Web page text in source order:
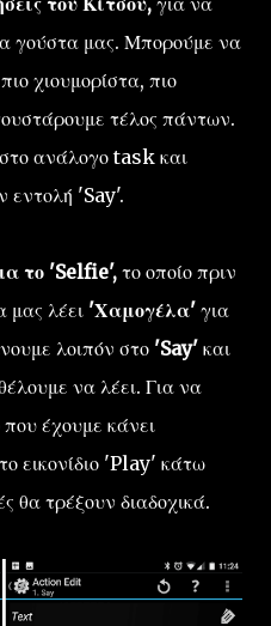
γούστα μας. Μπορούμε να
χιουμορίστα, πιο
τέλος πάντων.
ανάλογο task και
εντολή 'Say'.
το 'Selfie', το οποίο πριν
μας λέει 'Χαμογέλα' για
λοιπόν στο 'Say' και
να λέει. Για να
έχουμε κάνει
εικονίδιο 'Play' κάτω
θα τρέξουν διαδοχικά.